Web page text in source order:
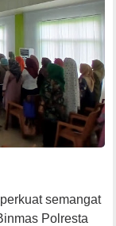
semangat
Polresta